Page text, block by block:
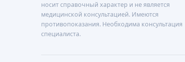
носит справочный характер и не является
медицинской консультацией. Имеются
противопоказания. Необходима консультация
специалиста.